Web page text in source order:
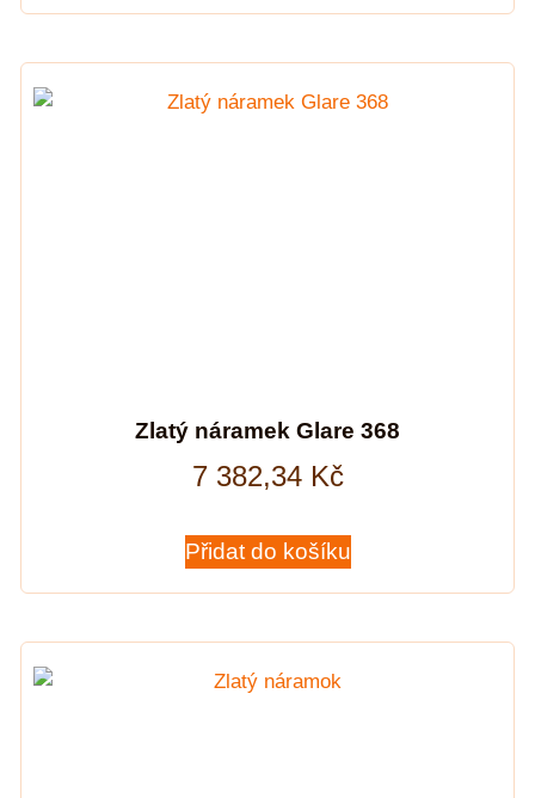
Zlatý náramek Glare 368
7 382,34 Kč
Přidat do košíku